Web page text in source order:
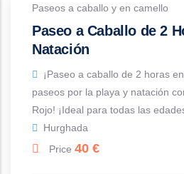
Paseos a caballo y en camello
Paseo a Caballo de 2
Natación
¡Paseo a caballo de 2 horas
paseos por la playa y natación
Rojo! ¡Ideal para todas las
Hurghada
Price 40 €